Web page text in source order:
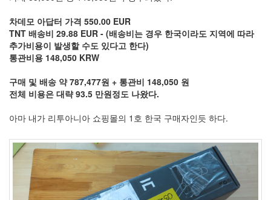
차데모 아답터 가격 550.00 EUR
TNT 배송비 29.88 EUR - (배송비는 경우 한국이라도 지역에 따라
추가비용이 발생할 수도 있다고 한다)
통관비용 148,050 KRW
구매 및 배송 약 787,477원 + 통관비 148,050 원
전체 비용은 대략 93.5 만원정도 나왔다.
아마 내가 리투아니아 쇼핑몰의 1호 한국 구매자인듯 하다.